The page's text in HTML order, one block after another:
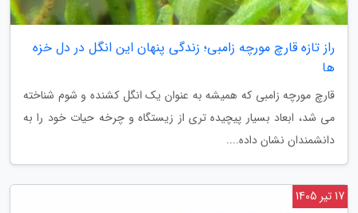
راز تازه قارچ مورچه زامبی؛ زندگی پنهان این انگل در دل خزه
ها
قارچ مورچه زامبی که همیشه به عنوان یک انگل کشنده و شوم شناخته
می شد، ابعاد بسیار پیچیده تری از زیستگاه و چرخه حیات خود را به
دانشمندان نشان داده....
17 تیر 1405